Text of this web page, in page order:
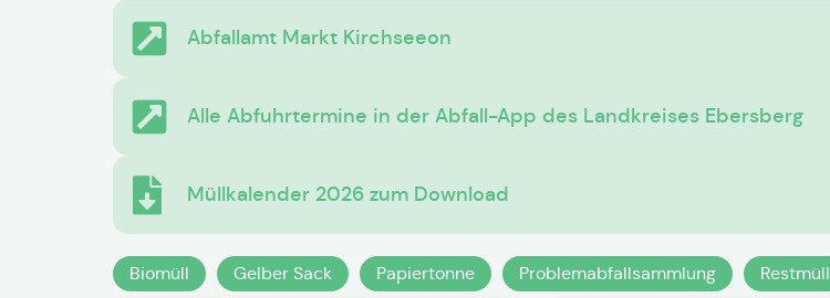
Abfallamt Markt Kirchseeon
Alle Abfuhrtermine in der Abfall-App des Landkreises Ebersberg
Müllkalender 2026 zum Download
Biomüll Gelber Sack Papiertonne Problemabfallsammlung Restmüll